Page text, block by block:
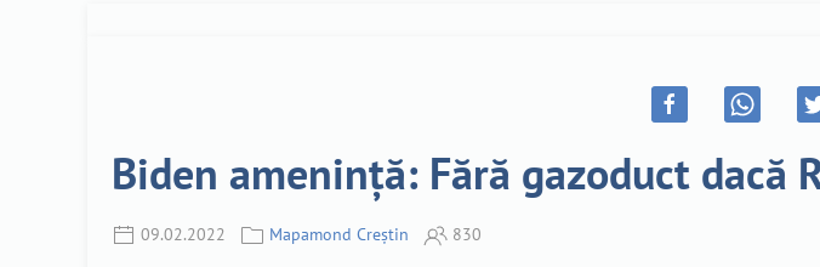
Biden amenință: Fără gazoduct dacă
09.02.2022 Mapamond Creștin 830